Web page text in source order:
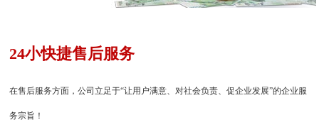
24小快捷售后服务
在售后服务方面，公司立足于“让用户满意、对社会负责、促企业发展”的企业服
务宗旨！